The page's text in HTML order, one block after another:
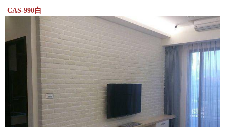
CAS-990白